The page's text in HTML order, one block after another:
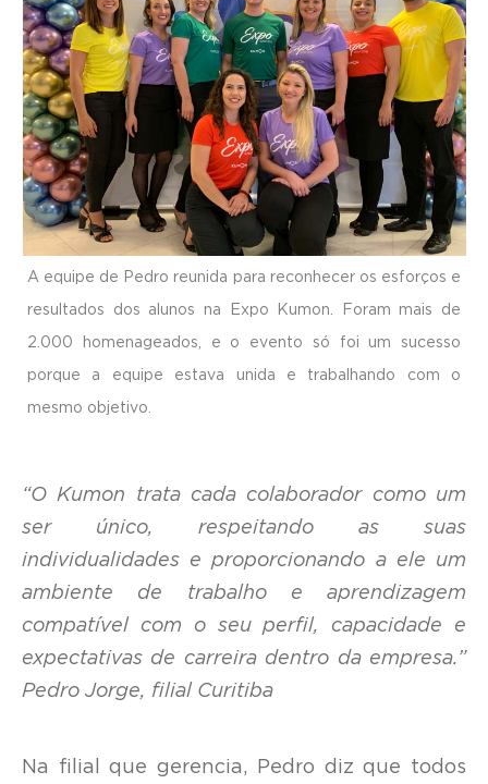
A equipe de Pedro reunida para reconhecer os esforços e
resultados dos alunos na Expo Kumon. Foram mais de
2.000 homenageados, e o evento só foi um sucesso
porque a equipe estava unida e trabalhando com o
mesmo objetivo.
“O Kumon trata cada colaborador como um
ser único, respeitando as suas
individualidades e proporcionando a ele um
ambiente de trabalho e aprendizagem
compatível com o seu perfil, capacidade e
expectativas de carreira dentro da empresa.”
Pedro Jorge, filial Curitiba
Na filial que gerencia, Pedro diz que todos